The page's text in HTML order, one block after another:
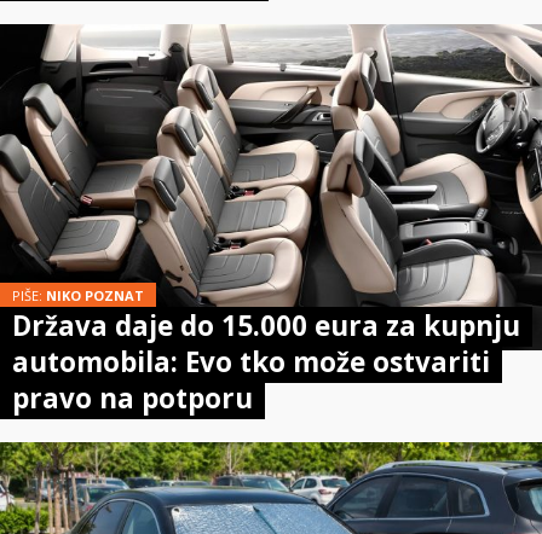
PIŠE: NIKO POZNAT
Država daje do 15.000 eura za kupnju
automobila: Evo tko može ostvariti
pravo na potporu